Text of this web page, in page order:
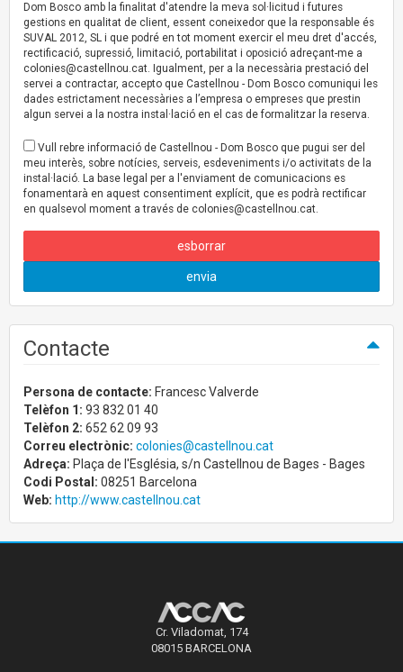
Dom Bosco amb la finalitat d'atendre la meva sol·licitud i futures
gestions en qualitat de client, essent coneixedor que la responsable és
SUVAL 2012, SL i que podré en tot moment exercir el meu dret d'accés,
rectificació, supressió, limitació, portabilitat i oposició adreçant-me a
colonies@castellnou.cat. Igualment, per a la necessària prestació del
servei a contractar, accepto que Castellnou - Dom Bosco comuniqui les
dades estrictament necessàries a l’empresa o empreses que prestin
algun servei a la nostra instal·lació en el cas de formalitzar la reserva.
Vull rebre informació de Castellnou - Dom Bosco que pugui ser del
meu interès, sobre notícies, serveis, esdeveniments i/o activitats de la
instal·lació. La base legal per a l'enviament de comunicacions es
fonamentarà en aquest consentiment explícit, que es podrà rectificar
en qualsevol moment a través de colonies@castellnou.cat.
esborrar
envia
Contacte
Persona de contacte: Francesc Valverde
Telèfon 1: 93 832 01 40
Telèfon 2: 652 62 09 93
Correu electrònic: colonies@castellnou.cat
Adreça: Plaça de l'Església, s/n Castellnou de Bages - Bages
Codi Postal: 08251 Barcelona
Web: http://www.castellnou.cat
Cr. Viladomat, 174
08015 BARCELONA